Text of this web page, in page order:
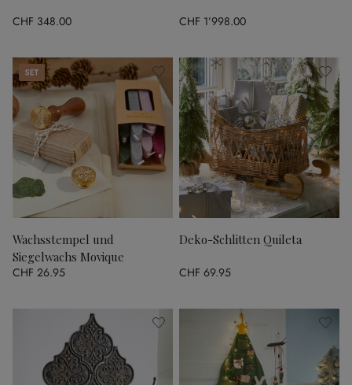
CHF 348.00 CHF 1’998.00
Set
Wachsstempel und
Siegelwachs Movique
CHF 26.95
Deko-Schlitten Quileta
CHF 69.95